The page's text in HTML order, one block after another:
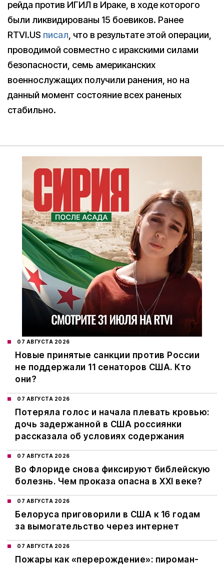
рейда против ИГИЛ в Ираке, в ходе которого
были ликвидированы 15 боевиков. Ранее
RTVI.US писал, что в результате этой операции,
проводимой совместно с иракскими силами
безопасности, семь американских
военнослужащих получили ранения, но на
данный момент состояние всех раненых
стабильно.
07 АВГУСТА 2026
Новые принятые санкции против России
не поддержали 11 сенаторов США. Кто
они?
07 АВГУСТА 2026
Потеряла голос и начала плевать кровью:
дочь задержанной в США россиянки
рассказала об условиях содержания
07 АВГУСТА 2026
Во Флориде снова фиксируют библейскую
болезнь. Чем проказа опасна в XXI веке?
07 АВГУСТА 2026
Белоруса приговорили в США к 16 годам
за вымогательство через интернет
07 АВГУСТА 2026
Пожары как «перерождение»: пироман-